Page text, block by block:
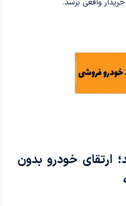
ارتقای خودرو بدون